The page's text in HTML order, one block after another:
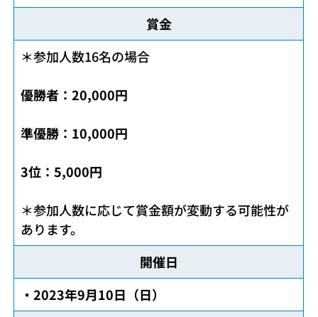
賞金
＊参加人数16名の場合
優勝者：20,000円
準優勝：10,000円
3位：5,000円
＊参加人数に応じて賞金額が変動する可能性が
あります。
開催日
・2023年9月10日（日）